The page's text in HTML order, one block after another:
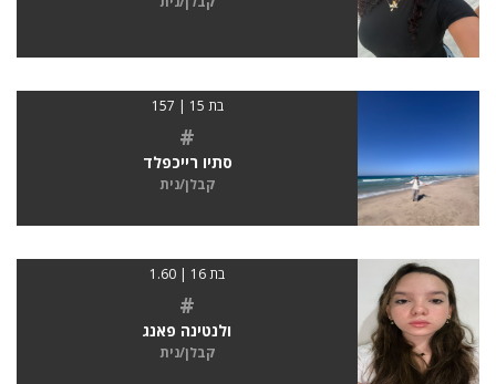
בת 15 | 157
#
סתיו רייכפלד
קבלן/נית
בת 16 | 1.60
#
ולנטינה פאנג
קבלן/נית